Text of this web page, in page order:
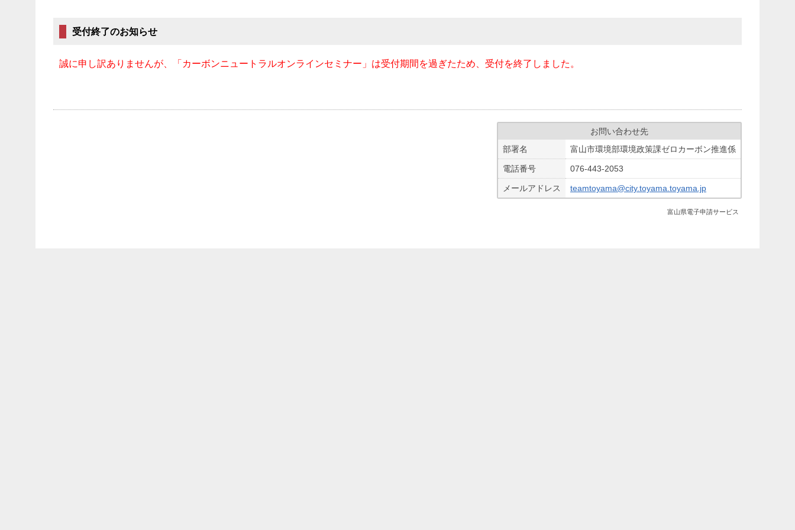
受付終了のお知らせ
誠に申し訳ありませんが、「カーボンニュートラルオンラインセミナー」は受付期間を過ぎたため、受付を終了しました。
お問い合わせ先
部署名
富山市環境部環境政策課ゼロカーボン推進係
電話番号 076-443-2053
メールアドレス teamtoyama@city.toyama.toyama.jp
富山県電子申請サービス